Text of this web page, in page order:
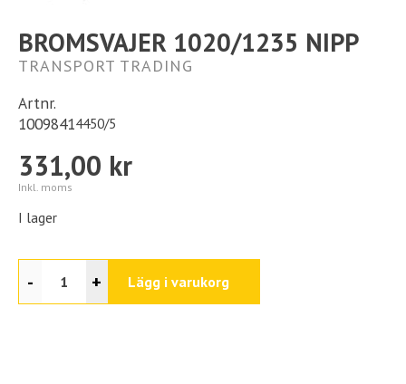
BROMSVAJER 1020/1235 NIPP
TRANSPORT TRADING
Artnr.
10098414450/5
331,00 kr
Inkl. moms
I lager
- + Lägg i varukorg